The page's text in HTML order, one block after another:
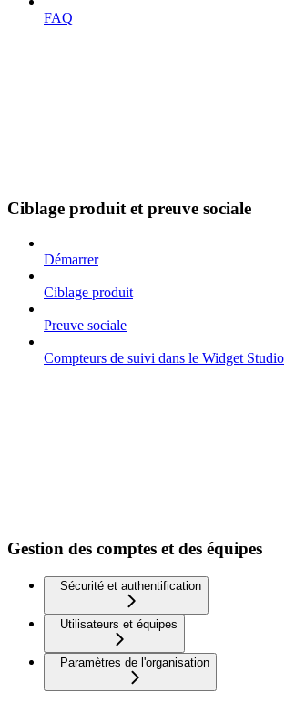
FAQ
Ciblage produit et preuve sociale
Démarrer
Ciblage produit
Preuve sociale
Compteurs de suivi dans le Widget Studio
Gestion des comptes et des équipes
Sécurité et authentification
Utilisateurs et équipes
Paramètres de l'organisation